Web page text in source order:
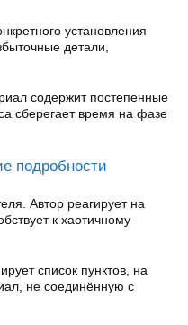
установления
детали,
содержит постепенные
сберегает время на фазе
подробности
Автор реагирует на
к хаотичному
список пунктов, на
не соединённую с